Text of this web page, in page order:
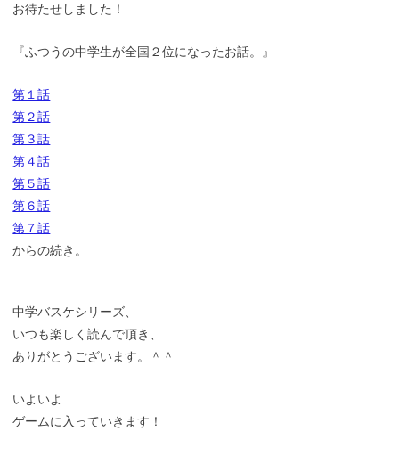
お待たせしました！
『ふつうの中学生が全国２位になったお話。』
第１話
第２話
第３話
第４話
第５話
第６話
第７話
からの続き。
中学バスケシリーズ、
いつも楽しく読んで頂き、
ありがとうございます。＾＾
いよいよ
ゲームに入っていきます！